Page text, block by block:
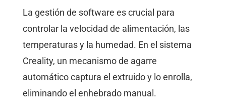
La gestión de software es crucial para
controlar la velocidad de alimentación, las
temperaturas y la humedad. En el sistema
Creality, un mecanismo de agarre
automático captura el extruido y lo enrolla,
eliminando el enhebrado manual.